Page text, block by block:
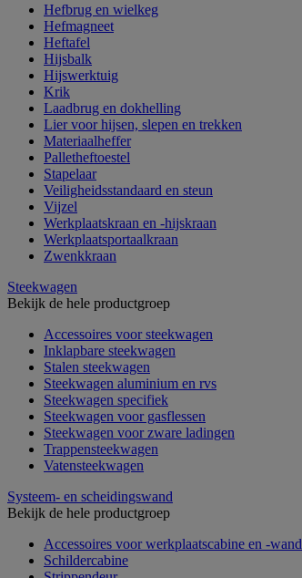
Hefbrug en wielkeg
Hefmagneet
Heftafel
Hijsbalk
Hijswerktuig
Krik
Laadbrug en dokhelling
Lier voor hijsen, slepen en trekken
Materiaalheffer
Palletheftoestel
Stapelaar
Veiligheidsstandaard en steun
Vijzel
Werkplaatskraan en -hijskraan
Werkplaatsportaalkraan
Zwenkkraan
Steekwagen
Bekijk de hele productgroep
Accessoires voor steekwagen
Inklapbare steekwagen
Stalen steekwagen
Steekwagen aluminium en rvs
Steekwagen specifiek
Steekwagen voor gasflessen
Steekwagen voor zware ladingen
Trappensteekwagen
Vatensteekwagen
Systeem- en scheidingswand
Bekijk de hele productgroep
Accessoires voor werkplaatscabine en -wand
Schildercabine